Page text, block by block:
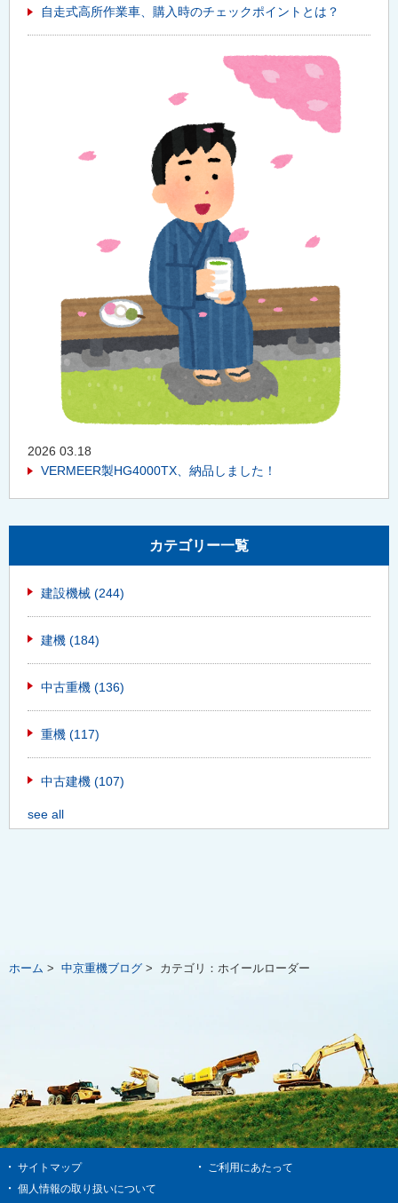
自走式高所作業車、購入時のチェックポイントとは？
2026 03.18
VERMEER製HG4000TX、納品しました！
カテゴリー一覧
建設機械 (244)
建機 (184)
中古重機 (136)
重機 (117)
中古建機 (107)
see all
ホーム > 中京重機ブログ > カテゴリ： ホイールローダー
サイトマップ
ご利用にあたって
個人情報の取り扱いについて